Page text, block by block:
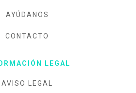
AYÚDANOS
CONTACTO
LEGAL
AVISO LEGAL